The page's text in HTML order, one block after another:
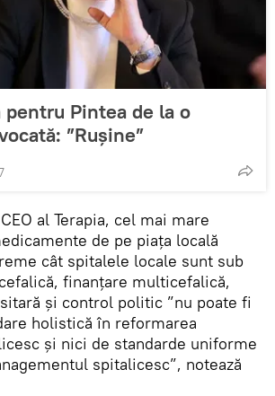
pentru Pintea de la o
”Rușine”
al Terapia, cel mai mare
de pe piața locală
cât spitalele locale sunt sub
finanțare multicefalică,
și control politic ”nu poate fi
holistică în reformarea
și nici de standarde uniforme
spitalicesc”, notează